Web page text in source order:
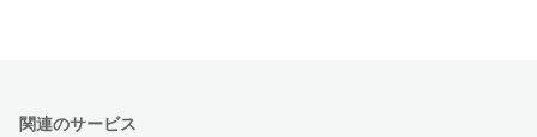
関連のサービス